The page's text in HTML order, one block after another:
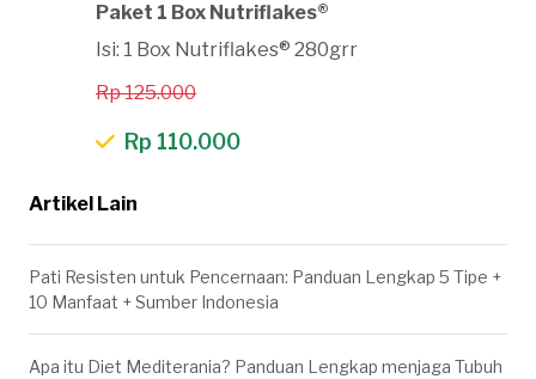
Paket 1 Box Nutriflakes®
Isi: 1 Box Nutriflakes® 280grr
Rp 125.000
Rp 110.000
Artikel Lain
Pati Resisten untuk Pencernaan: Panduan Lengkap 5 Tipe +
10 Manfaat + Sumber Indonesia
Apa itu Diet Mediterania? Panduan Lengkap menjaga Tubuh